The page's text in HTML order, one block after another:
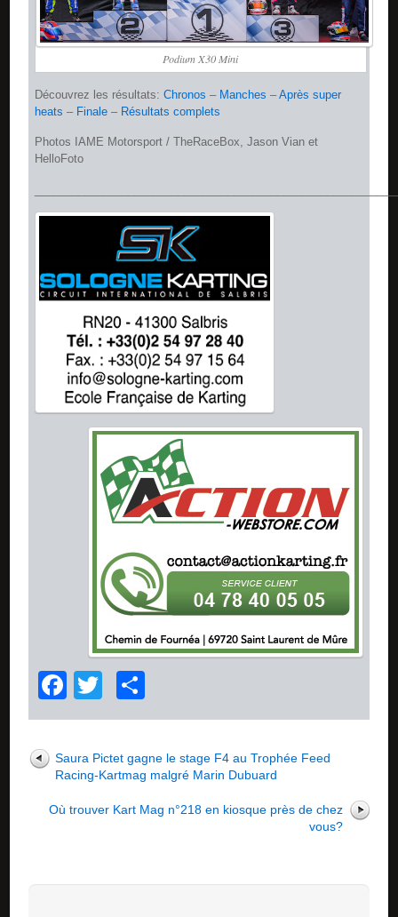
Podium X30 Mini
Découvrez les résultats:Chronos – Manches –Après super
heats – Finale – Résultats complets
Photos IAME Motorsport / TheRaceBox, Jason Vian et
HelloFoto
Facebook
Twitter
Saura Pictet gagne le stage F4 au Trophée Feed
Racing-Kartmag malgré Marin Dubuard
Où trouver Kart Mag n°218 en kiosque près de chez
vous?